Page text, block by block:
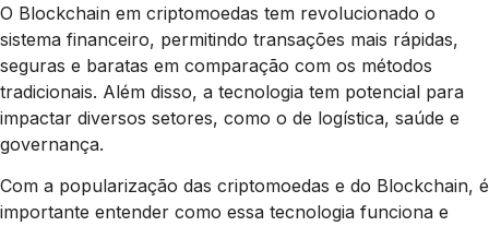
O Blockchain em criptomoedas tem revolucionado o
sistema financeiro, permitindo transações mais rápidas,
seguras e baratas em comparação com os métodos
tradicionais. Além disso, a tecnologia tem potencial para
impactar diversos setores, como o de logística, saúde e
governança.
Com a popularização das criptomoedas e do Blockchain, é
importante entender como essa tecnologia funciona e